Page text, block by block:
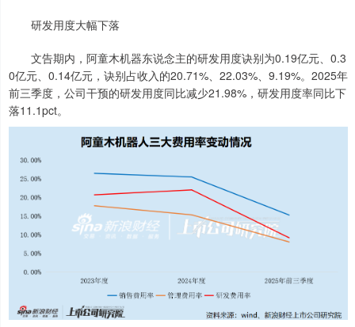
研发用度大幅下落
文告期内，阿童木机器东说念主的研发用度诀别为0.19亿元、0.3
0亿元、0.14亿元，诀别占收入的20.71%、22.03%、9.19%。2025年
前三季度，公司干预的研发用度同比减少21.98%，研发用度率同比下
落11.1pct。